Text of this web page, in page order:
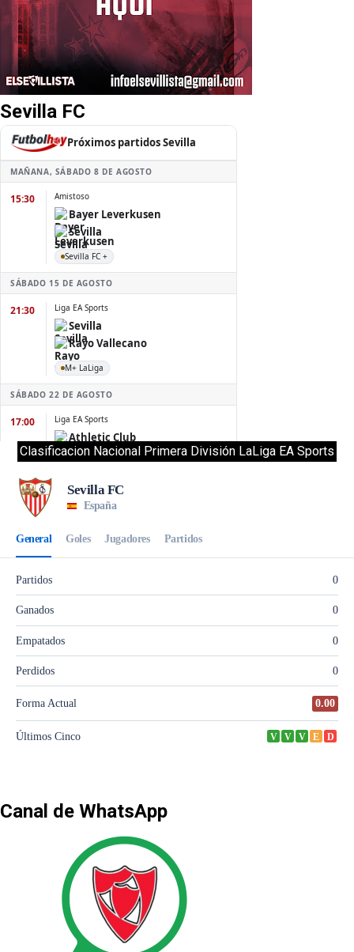
Sevilla FC
Clasificacion Nacional Primera División LaLiga EA Sports
Canal de WhatsApp